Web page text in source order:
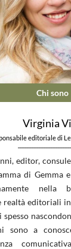
Chi sono
Virginia
editoriale di
editor,
di Gemma
nella
realtà editoriali
spesso
sono a